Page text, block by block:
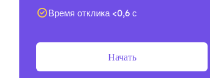
Время отклика <0,6 с
Начать